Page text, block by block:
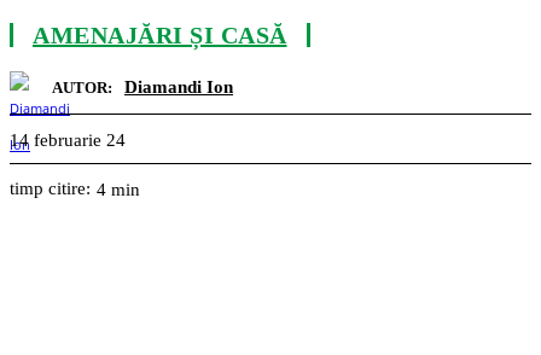
AMENAJĂRI ȘI CASĂ
AUTOR: Diamandi Ion
14 februarie 24
timp citire: 4 min